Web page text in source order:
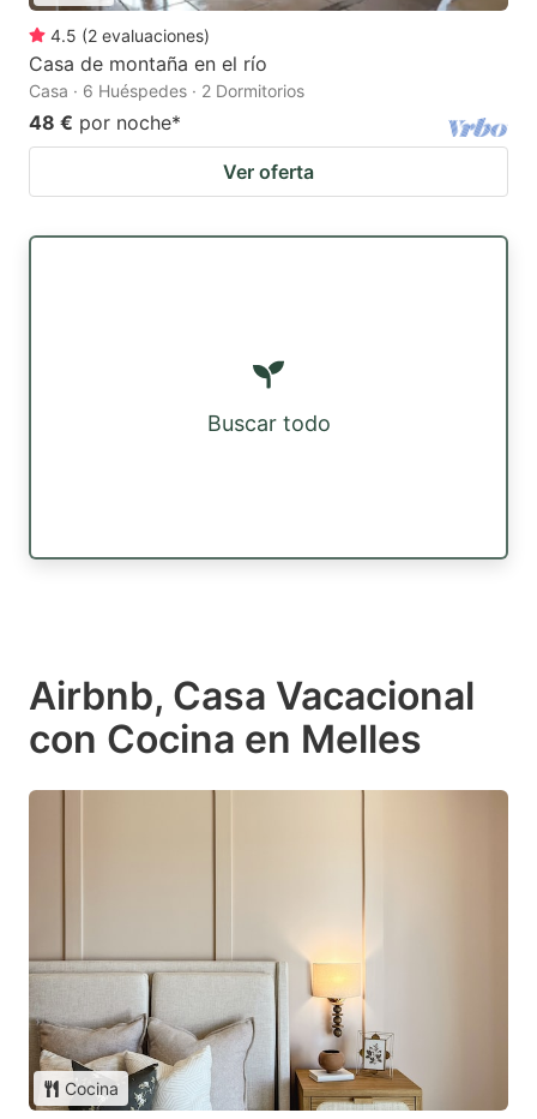
4.5 (2 evaluaciones)
Casa de montaña en el río
Casa · 6 Huéspedes · 2 Dormitorios
48 € por noche*
Ver oferta
Buscar todo
Airbnb, Casa Vacacional
con Cocina en Melles
Cocina